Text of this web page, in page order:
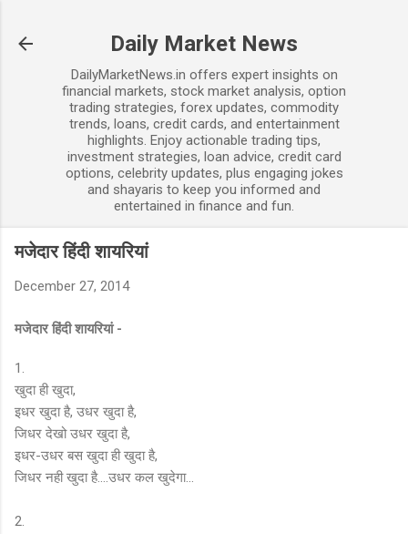
Daily Market News
DailyMarketNews.in offers expert insights on
financial markets, stock market analysis, option
trading strategies, forex updates, commodity
trends, loans, credit cards, and entertainment
highlights. Enjoy actionable trading tips,
investment strategies, loan advice, credit card
options, celebrity updates, plus engaging jokes
and shayaris to keep you informed and
entertained in finance and fun.
मजेदार हिंदी शायरियां
December 27, 2014
मजेदार हिंदी शायरियां -
1.
खुदा ही खुदा,
इधर खुदा है, उधर खुदा है,
जिधर देखो उधर खुदा है,
इधर-उधर बस खुदा ही खुदा है,
जिधर नही खुदा है….उधर कल खुदेगा...
2.